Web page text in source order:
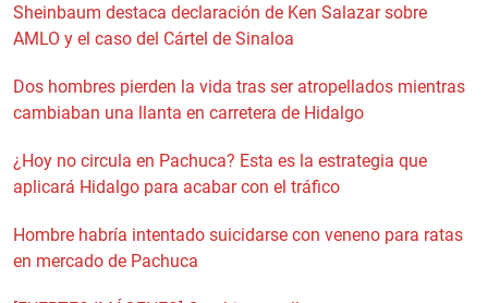
Sheinbaum destaca declaración de Ken Salazar sobre
AMLO y el caso del Cártel de Sinaloa
Dos hombres pierden la vida tras ser atropellados mientras
cambiaban una llanta en carretera de Hidalgo
¿Hoy no circula en Pachuca? Esta es la estrategia que
aplicará Hidalgo para acabar con el tráfico
Hombre habría intentado suicidarse con veneno para ratas
en mercado de Pachuca